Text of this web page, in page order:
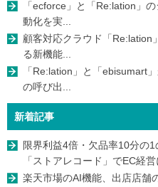
「ecforce」と「Re:lation」
動化を実...
顧客対応クラウド「Re:lation
る新機能...
「Re:lation」と「ebisumart
の呼び出...
新着記事
限界利益4倍・欠品率10分の
「ストアレコード」でEC経
楽天市場のAI機能、出店店